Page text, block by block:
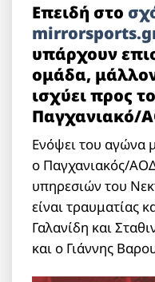
Επειδή στο
υπάρχουν
ομάδα,
ισχύει προς
Παγχανιακό/
Ενόψει του αγώνα
ο Παγχανιακός/
υπηρεσιών του
είναι τραυματίας
Γαλανίδη και
και ο Γιάννης